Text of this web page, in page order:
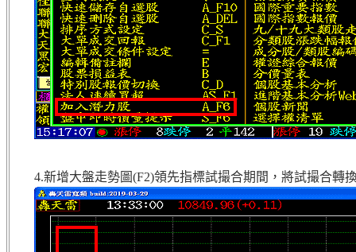
4.新增大盤走勢圖(F2)領先指標試撮合期間，將試撮合轉